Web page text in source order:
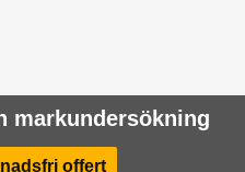
markundersökning
offert